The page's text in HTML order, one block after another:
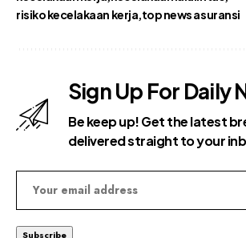
risiko kecelakaan kerja top news asuransi
Sign Up For Daily
Be keep up! Get the latest
delivered straight to your